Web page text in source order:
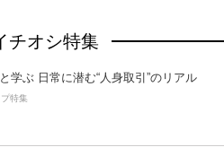
チオシ特集
学ぶ 日常に潜む“人身取引”のリアル
特集